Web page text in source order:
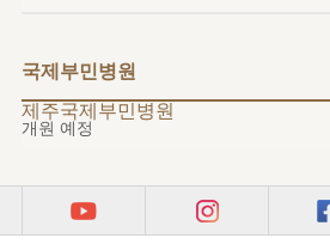
국제부민병원
제주국제부민병원
개원 예정